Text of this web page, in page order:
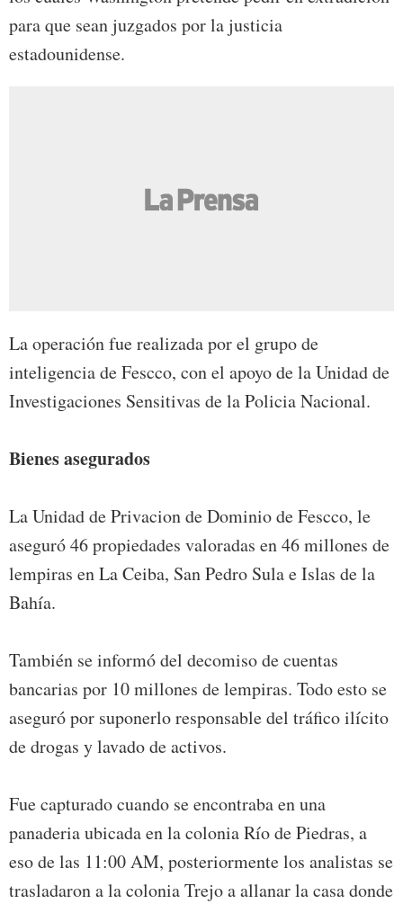
para que sean juzgados por la justicia
estadounidense.
La operación fue realizada por el grupo de
inteligencia de Fescco, con el apoyo de la Unidad de
Investigaciones Sensitivas de la Policia Nacional.
Bienes asegurados
La Unidad de Privacion de Dominio de Fescco, le
aseguró 46 propiedades valoradas en 46 millones de
lempiras en La Ceiba, San Pedro Sula e Islas de la
Bahía.
También se informó del decomiso de cuentas
bancarias por 10 millones de lempiras. Todo esto se
aseguró por suponerlo responsable del tráfico ilícito
de drogas y lavado de activos.
Fue capturado cuando se encontraba en una
panaderia ubicada en la colonia Río de Piedras, a
eso de las 11:00 AM, posteriormente los analistas se
trasladaron a la colonia Trejo a allanar la casa donde